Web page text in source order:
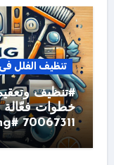
تنظيف الفلل
#تنظيف
خطوات فعّالة
70067311 #cleaning #شركه #toilet